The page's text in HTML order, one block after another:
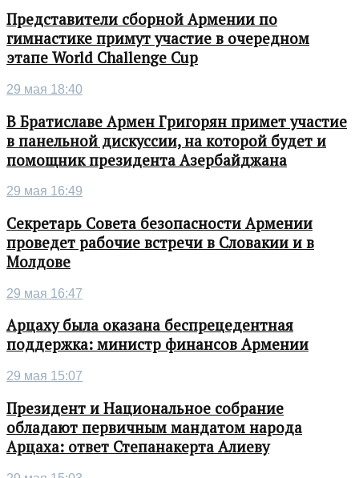
Представители сборной Армении по
гимнастике примут участие в очередном
этапе World Challenge Cup
29 мая 18:40
В Братиславе Армен Григорян примет участие
в панельной дискуссии, на которой будет и
помощник президента Азербайджана
29 мая 16:49
Секретарь Совета безопасности Армении
проведет рабочие встречи в Словакии и в
Молдове
29 мая 16:47
Арцаху была оказана беспрецедентная
поддержка: министр финансов Армении
29 мая 15:07
Президент и Национальное собрание
обладают первичным мандатом народа
Арцаха: ответ Степанакерта Алиеву